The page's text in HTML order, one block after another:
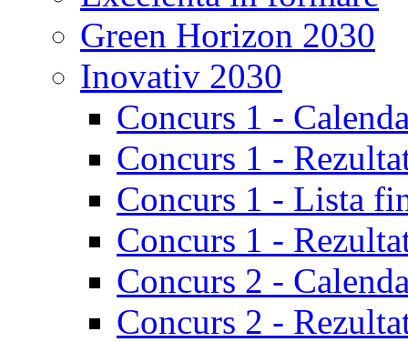
Green Horizon 2030
Inovativ 2030
Concurs 1 -
Concurs 1 -
Concurs 1 - Lista
Concurs 1 -
Concurs 2 -
Concurs 2 -